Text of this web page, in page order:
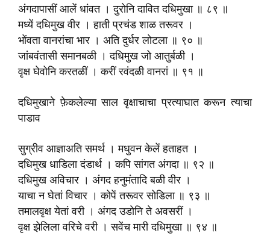
अंगदापासीं आलें धांवत । दुरोनि दावित दधिमुखा ॥ ८९ ॥
मध्यें दधिमुख वीर । हाती प्रचंड शाळ तरूवर ।
भोंवता वानरांचा भार । अति दुर्धर लोटला ॥ ९० ॥
जांबवंतासी समानबळी । दधिमुख जो आतुर्बळी ।
वृक्ष घेवोनि करतळीं । करीं रवंदळी वानरां ॥ ९१ ॥
दधिमुखाने फ़ेकलेल्या साल वृक्षाचाचा प्रत्याघात करून त्याचा
पाडाव
सुग्रीव आज्ञाअति समर्थ । मधुवन केलें हताहत ।
दधिमुख धाडिला दंडार्थ । कपि सांगत अंगदा ॥ ९२ ॥
दधिमुख अविचार । अंगद हनुमंतादि बळी वीर ।
याचा न घेतां विचार । कोपें तरूवर सोडिला ॥ ९३ ॥
तमालवृक्ष येतां वरी । अंगद उडोनि ते अवसरीं ।
वृक्ष झेलिला वरिचे वरी । सवेंच मारी दधिमुखा ॥ ९४ ॥